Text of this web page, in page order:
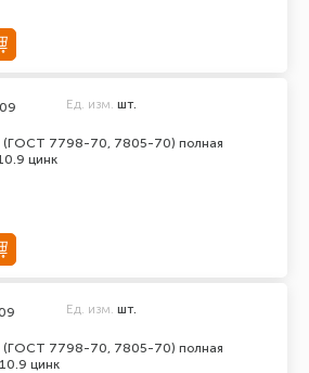
(ГОСТ 7798-70, 7805-70) полная
цинк
Ед. изм. шт.
(ГОСТ 7798-70, 7805-70) полная
цинк
Ед. изм. шт.